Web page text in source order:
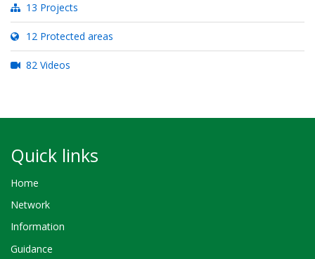
13 Projects
12 Protected areas
82 Videos
Quick links
Home
Network
Information
Guidance